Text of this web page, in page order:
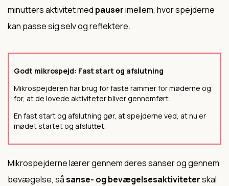
minutters aktivitet med pauserimellem, hvor spejderne
kan passe sig selv og reflektere.
Godt mikrospejd: Fast start og afslutning
Mikrospejderen har brug for faste rammer for møderne og
for, at de lovede aktiviteter bliver gennemført.
En fast start og afslutning gør, at spejderne ved, at nu er
mødet startet og afsluttet.
Mikrospejderne lærer gennem deres sanser og gennem
bevægelse, såsanse- og bevægelsesaktiviteterskal